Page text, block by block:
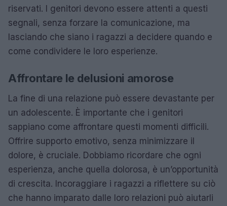
riservati. I genitori devono essere attenti a questi
segnali, senza forzare la comunicazione, ma
lasciando che siano i ragazzi a decidere quando e
come condividere le loro esperienze.
Affrontare le delusioni amorose
La fine di una relazione può essere devastante per
un adolescente. È importante che i genitori
sappiano come affrontare questi momenti difficili.
Offrire supporto emotivo, senza minimizzare il
dolore, è cruciale. Dobbiamo ricordare che ogni
esperienza, anche quella dolorosa, è un’opportunità
di crescita. Incoraggiare i ragazzi a riflettere su ciò
che hanno imparato dalle loro relazioni può aiutarli